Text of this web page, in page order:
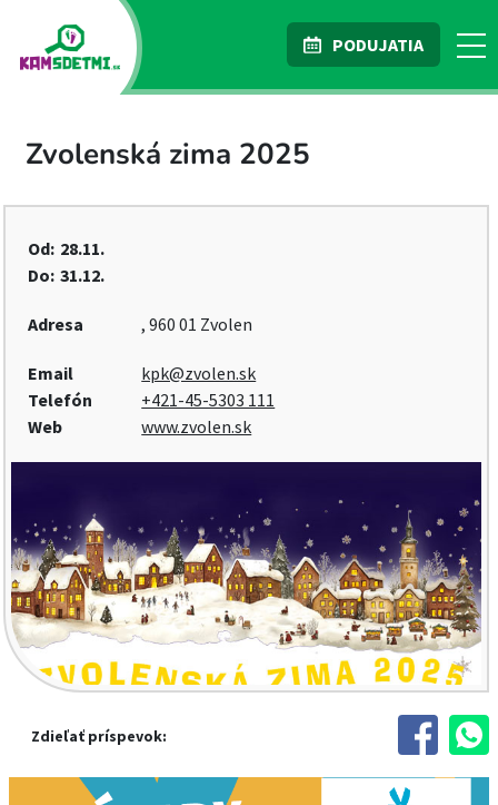
PODUJATIA
Zvolenská zima 2025
Od: 28.11.
Do: 31.12.
Adresa , 960 01 Zvolen
Email
kpk@zvolen.sk
Telefón
+421-45-5303 111
Web
www.zvolen.sk
Zdieľať príspevok: